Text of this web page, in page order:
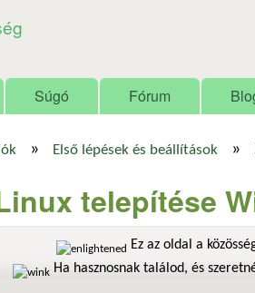
Súgó Fórum
» Első lépések és beállítások »
telepítése
Ez az oldal a
Ha hasznosnak találod, és